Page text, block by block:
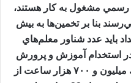
مشغول به كار هستند،
بنا بر تخمين‌ها به بيش
بايد عدد شناور معلم‌هاي
در استخدام آموزش و پرورش
نيستند. در سال تحصيلي گذشته يك ميليون و ۷۰۰ هزار ساعت از